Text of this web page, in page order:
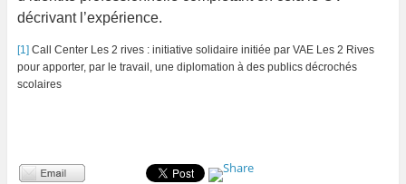
décrivant l’expérience.
[1]Call Center Les 2 rives : initiative solidaire initiée par VAE Les 2 Rives
pour apporter, par le travail, une diplomation à des publics décrochés
scolaires